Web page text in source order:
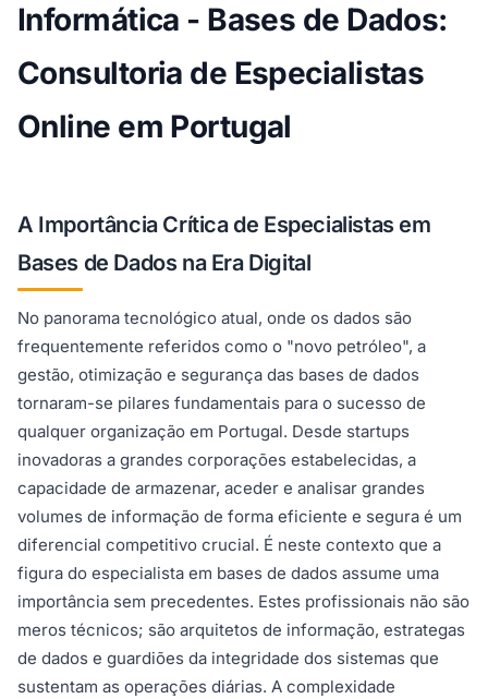
Informática - Bases de Dados:
Consultoria de Especialistas
Online em Portugal
A Importância Crítica de Especialistas em
Bases de Dados na Era Digital
No panorama tecnológico atual, onde os dados são
frequentemente referidos como o "novo petróleo", a
gestão, otimização e segurança das bases de dados
tornaram-se pilares fundamentais para o sucesso de
qualquer organização em Portugal. Desde startups
inovadoras a grandes corporações estabelecidas, a
capacidade de armazenar, aceder e analisar grandes
volumes de informação de forma eficiente e segura é um
diferencial competitivo crucial. É neste contexto que a
figura do especialista em bases de dados assume uma
importância sem precedentes. Estes profissionais não são
meros técnicos; são arquitetos de informação, estrategas
de dados e guardiões da integridade dos sistemas que
sustentam as operações diárias. A complexidade